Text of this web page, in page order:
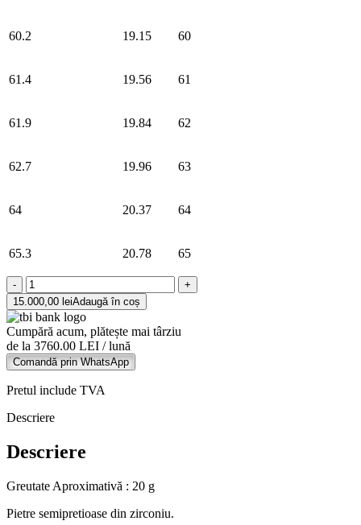
60.2 19.15 60
61.4 19.56 61
61.9 19.84 62
62.7 19.96 63
64 20.37 64
65.3 20.78 65
Cantitate
Set
Verighete
Aur
14K
15.000,00 leiAdaugă în coș
Cumpără acum, plătește mai târziu
de la 3760.00 LEI / lună
Comandă prin WhatsApp
Pretul include TVA
Descriere
Descriere
Greutate Aproximativă : 20 g
Pietre semipretioase din zirconiu.